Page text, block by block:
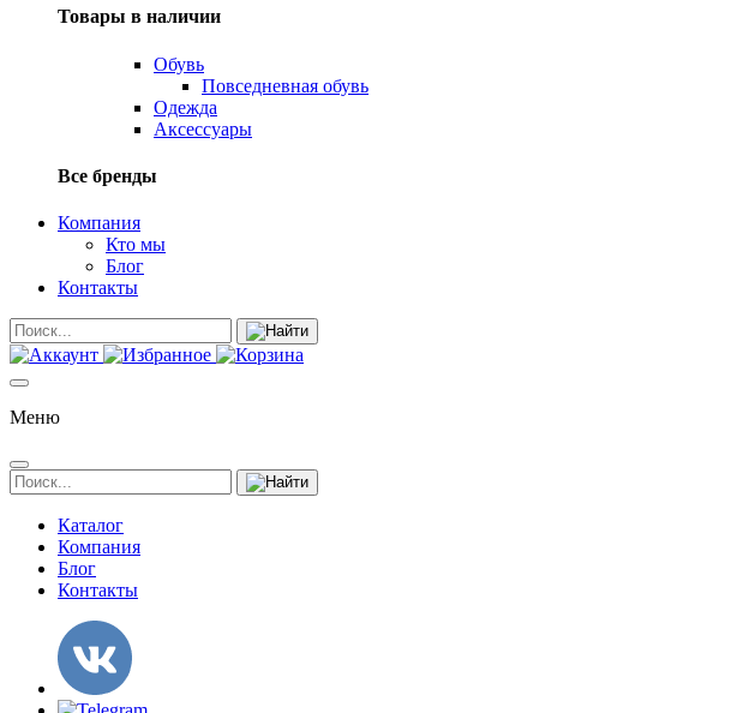
Товары в наличии
Обувь
Повседневная обувь
Одежда
Аксессуары
Все бренды
Компания
Кто мы
Блог
Контакты
Меню
Каталог
Компания
Блог
Контакты